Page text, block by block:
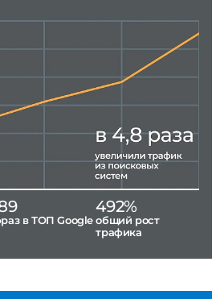
в ТОП Google
492%
общий рост
трафика